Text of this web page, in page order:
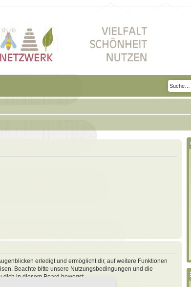
erledigt und ermöglicht dir, auf weitere Funktionen
Beachte bitte unsere Nutzungsbedingungen und die
in diesem Board bewegst.